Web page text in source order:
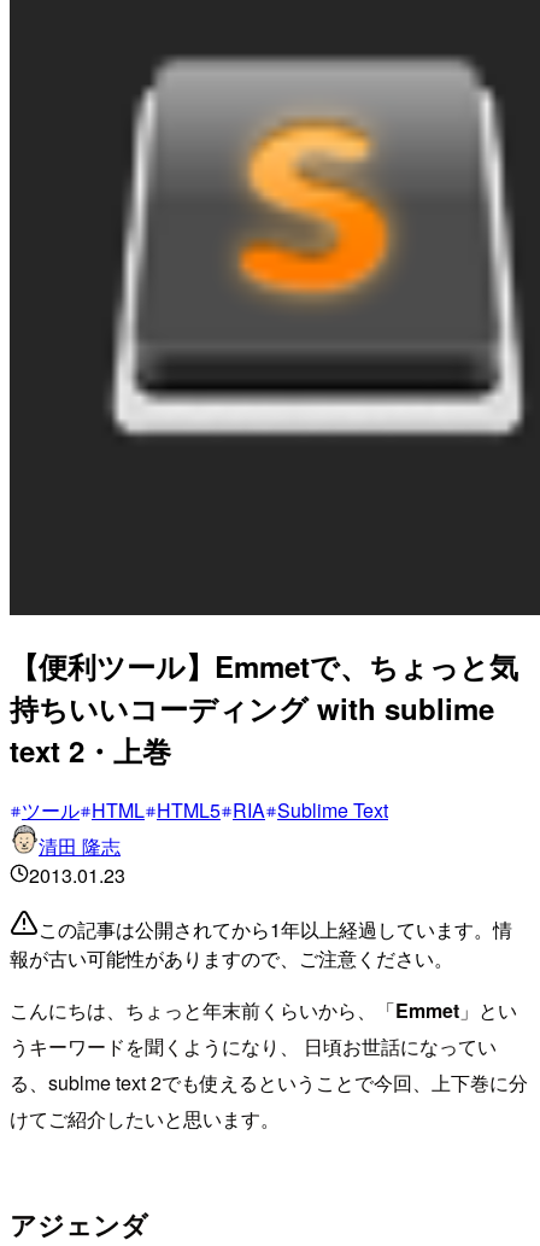
【便利ツール】Emmetで、ちょっと気
持ちいいコーディング with sublime
text 2・上巻
ツール HTML HTML5 RIA Sublime Text
清田 隆志
2013.01.23
この記事は公開されてから1年以上経過しています。情
報が古い可能性がありますので、ご注意ください。
こんにちは、ちょっと年末前くらいから、「Emmet 」とい
うキーワードを聞くようになり、 日頃お世話になってい
る、sublme text 2でも使えるということで今回、上下巻に分
けてご紹介したいと思います。
アジェンダ